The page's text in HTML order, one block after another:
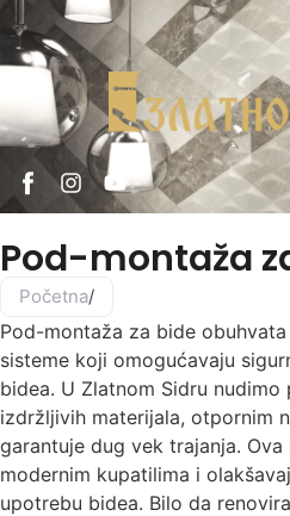
Pod-montaža
Početna/
Pod-montaža za bide
sisteme koji omogućavaju
bidea. U Zlatnom Sidru
izdržljivih materijala, otpornim
garantuje dug vek trajanja.
modernim kupatilima i
upotrebu bidea. Bilo da